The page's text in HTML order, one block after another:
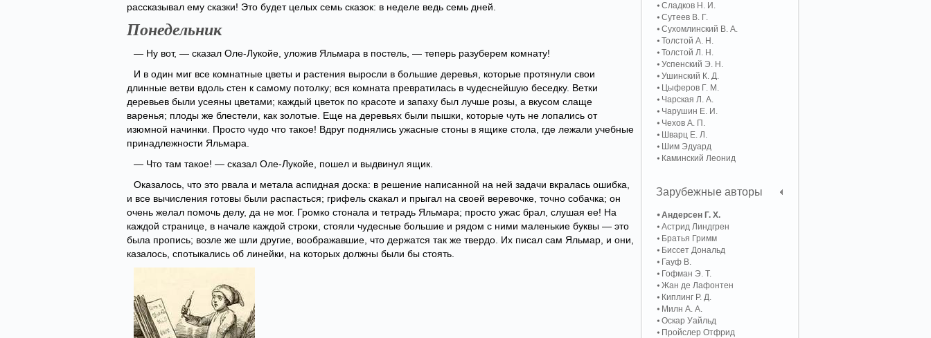
рассказывал ему сказки! Это будет целых семь сказок: в неделе ведь семь дней.
Понедельник
— Ну вот, — сказал Оле-Лукойе, уложив Яльмара в постель, — теперь разуберем комнату!
И в один миг все комнатные цветы и растения выросли в большие деревья, которые протянули свои
длинные ветви вдоль стен к самому потолку; вся комната превратилась в чудеснейшую беседку. Ветки
деревьев были усеяны цветами; каждый цветок по красоте и запаху был лучше розы, а вкусом слаще
варенья; плоды же блестели, как золотые. Еще на деревьях были пышки, которые чуть не лопались от
изюмной начинки. Просто чудо что такое! Вдруг поднялись ужасные стоны в ящике стола, где лежали учебные
принадлежности Яльмара.
— Что там такое! — сказал Оле-Лукойе, пошел и выдвинул ящик.
Оказалось, что это рвала и метала аспидная доска: в решение написанной на ней задачи вкралась ошибка,
и все вычисления готовы были распасться; грифель скакал и прыгал на своей веревочке, точно собачка; он
очень желал помочь делу, да не мог. Громко стонала и тетрадь Яльмара; просто ужас брал, слушая ее! На
каждой странице, в начале каждой строки, стояли чудесные большие и рядом с ними маленькие буквы — это
была пропись; возле же шли другие, воображавшие, что держатся так же твердо. Их писал сам Яльмар, и они,
казалось, спотыкались об линейки, на которых должны были бы стоять.
Сладков Н. И.
Сутеев В. Г.
Сухомлинский В. А.
Толстой А. Н.
Толстой Л. Н.
Успенский Э. Н.
Ушинский К. Д.
Цыферов Г. М.
Чарская Л. А.
Чарушин Е. И.
Чехов А. П.
Шварц Е. Л.
Шим Эдуард
Каминский Леонид
Зарубежные авторы
Андерсен Г. Х.
Астрид Линдгрен
Братья Гримм
Биссет Дональд
Гауф В.
Гофман Э. Т.
Жан де Лафонтен
Киплинг Р. Д.
Милн А. А.
Оскар Уайльд
Пройслер Отфрид